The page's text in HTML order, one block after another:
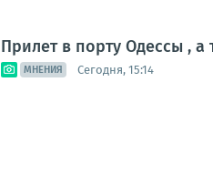
Прилет в порту Одессы ,
МНЕНИЯ Сегодня, 15:14